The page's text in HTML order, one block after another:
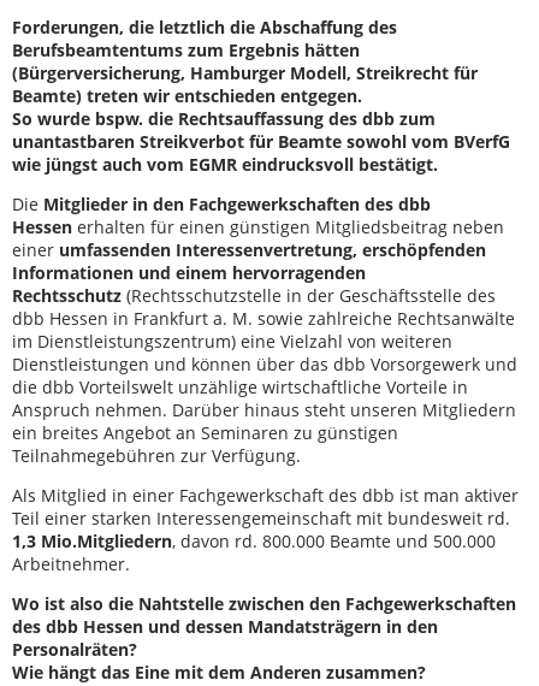
Forderungen, die letztlich die Abschaffung des
Berufsbeamtentums zum Ergebnis hätten
(Bürgerversicherung, Hamburger Modell, Streikrecht für
Beamte) treten wir entschieden entgegen.
So wurde bspw. die Rechtsauffassung des dbb zum
unantastbaren Streikverbot für Beamte sowohl vom BVerfG
wie jüngst auch vom EGMR eindrucksvoll bestätigt.
Die Mitglieder in den Fachgewerkschaften des dbb
Hessen erhalten für einen günstigen Mitgliedsbeitrag neben
einer umfassenden Interessenvertretung, erschöpfenden
Informationen und einem hervorragenden
Rechtsschutz (Rechtsschutzstelle in der Geschäftsstelle des
dbb Hessen in Frankfurt a. M. sowie zahlreiche Rechtsanwälte
im Dienstleistungszentrum) eine Vielzahl von weiteren
Dienstleistungen und können über das dbb Vorsorgewerk und
die dbb Vorteilswelt unzählige wirtschaftliche Vorteile in
Anspruch nehmen. Darüber hinaus steht unseren Mitgliedern
ein breites Angebot an Seminaren zu günstigen
Teilnahmegebühren zur Verfügung.
Als Mitglied in einer Fachgewerkschaft des dbb ist man aktiver
Teil einer starken Interessengemeinschaft mit bundesweit rd.
1,3 Mio.Mitgliedern, davon rd. 800.000 Beamte und 500.000
Arbeitnehmer.
Wo ist also die Nahtstelle zwischen den Fachgewerkschaften
des dbb Hessen und dessen Mandatsträgern in den
Personalräten?
Wie hängt das Eine mit dem Anderen zusammen?